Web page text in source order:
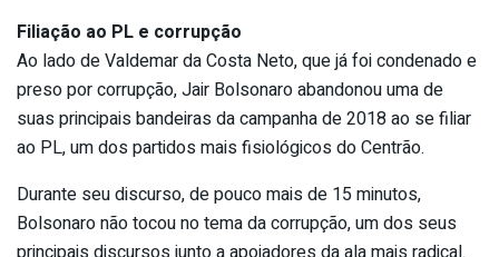
Filiação ao PL e corrupção
Ao lado de Valdemar da Costa Neto, que já foi condenado e
preso por corrupção, Jair Bolsonaro abandonou uma de
suas principais bandeiras da campanha de 2018 ao se filiar
ao PL, um dos partidos mais fisiológicos do Centrão.
Durante seu discurso, de pouco mais de 15 minutos,
Bolsonaro não tocou no tema da corrupção, um dos seus